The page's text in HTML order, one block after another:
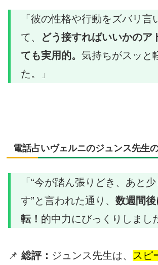
「彼の性格や行動をズバリ言
て、
どう接すればいいかのア
ても実用的。 気持ちがスッと
た。」
電話占いヴェルニのジュンス先生
「“今が踏ん張りどき、あと
す”と言われた通り、 数週間
転！ 的中力にびっくりしまし
📌 総評： ジュンス先生は、
スピ